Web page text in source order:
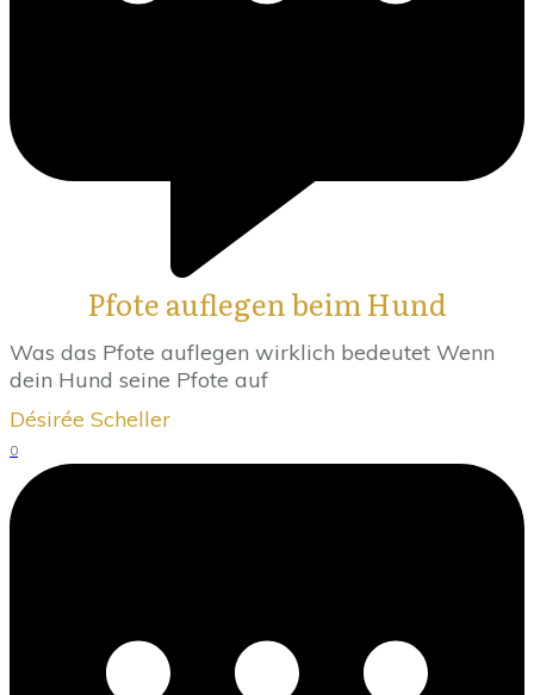
Pfote auflegen beim Hund
Was das Pfote auflegen wirklich bedeutet Wenn
dein Hund seine Pfote auf
Désirée Scheller
0